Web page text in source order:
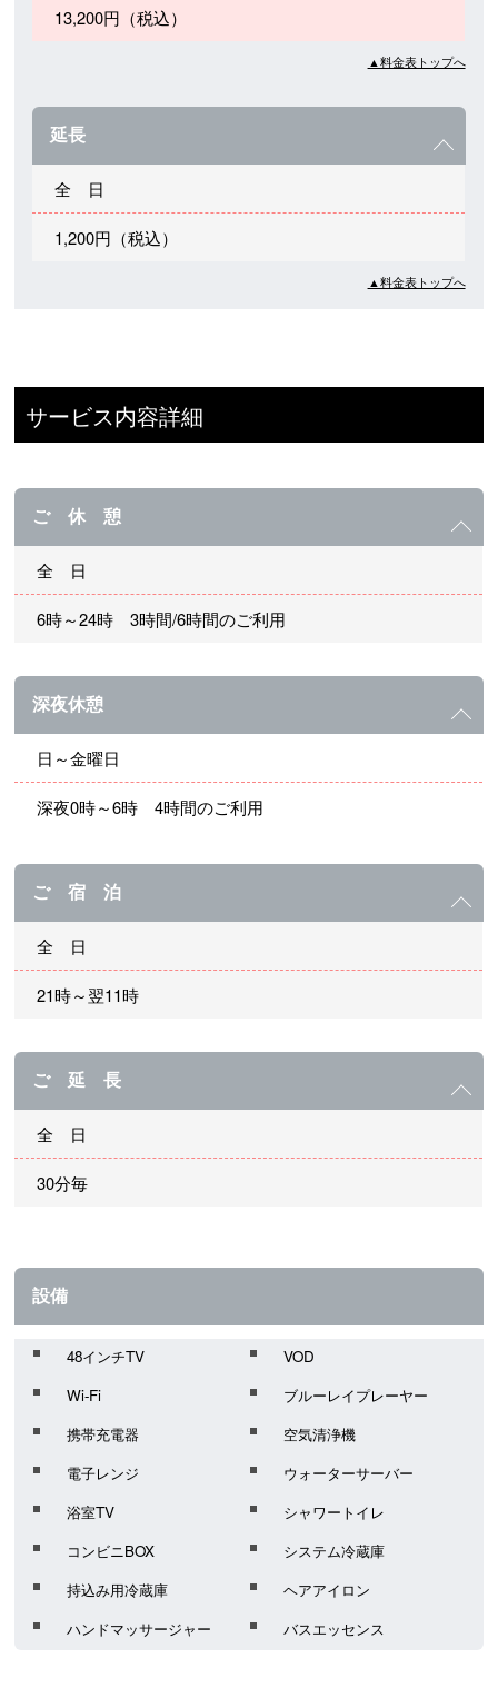
13,200円（税込）
▲料金表トップへ
延長
全 日
1,200円（税込）
▲料金表トップへ
サービス内容詳細
ご 休 憩
全 日
6時～24時 3時間/6時間のご利用
深夜休憩
日～金曜日
深夜0時～6時 4時間のご利用
ご 宿 泊
全 日
21時～翌11時
ご 延 長
全 日
30分毎
設備
48インチTV
VOD
Wi-Fi
ブルーレイプレーヤー
携帯充電器
空気清浄機
電子レンジ
ウォーターサーバー
浴室TV
シャワートイレ
コンビニBOX
システム冷蔵庫
持込み用冷蔵庫
ヘアアイロン
ハンドマッサージャー
バスエッセンス